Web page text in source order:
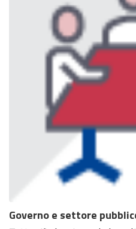
Governo e settore